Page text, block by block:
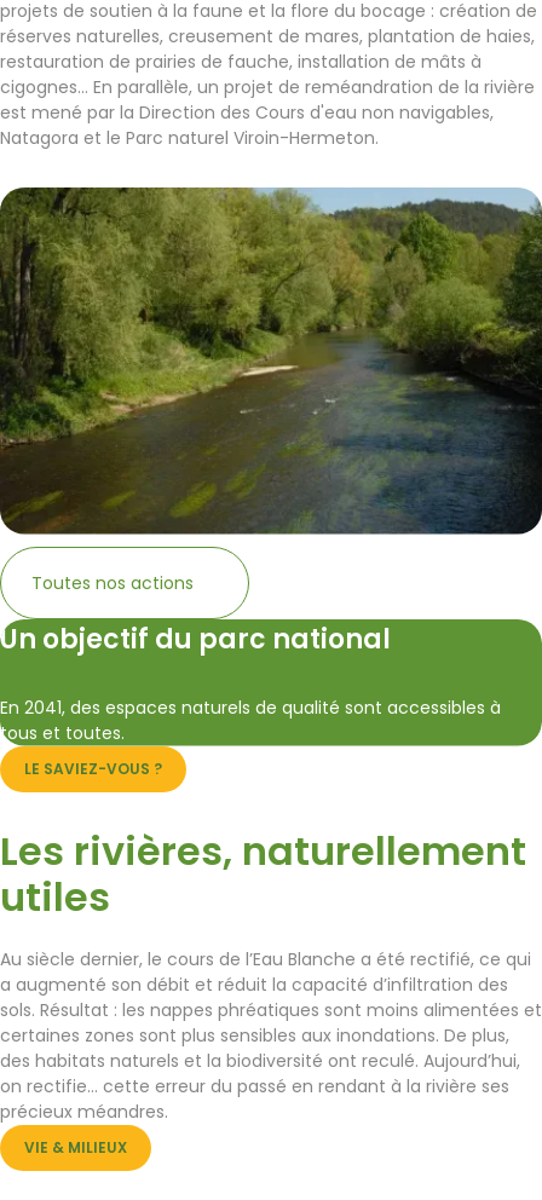
projets de soutien à la faune et la flore du bocage : création de
réserves naturelles, creusement de mares, plantation de haies,
restauration de prairies de fauche, installation de mâts à
cigognes… En parallèle, un projet de reméandration de la rivière
est mené par la Direction des Cours d'eau non navigables,
Natagora et le Parc naturel Viroin-Hermeton.
Toutes nos actions
Un objectif du parc national
En 2041, des espaces naturels de qualité sont accessibles à
tous et toutes.
LE SAVIEZ-VOUS ?
Les rivières, naturellement
utiles
Au siècle dernier, le cours de l’Eau Blanche a été rectifié, ce qui
a augmenté son débit et réduit la capacité d’infiltration des
sols. Résultat : les nappes phréatiques sont moins alimentées et
certaines zones sont plus sensibles aux inondations. De plus,
des habitats naturels et la biodiversité ont reculé. Aujourd’hui,
on rectifie… cette erreur du passé en rendant à la rivière ses
précieux méandres.
VIE & MILIEUX